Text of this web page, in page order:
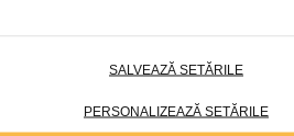
SALVEAZĂ SETĂRILE
PERSONALIZEAZĂ SETĂRILE